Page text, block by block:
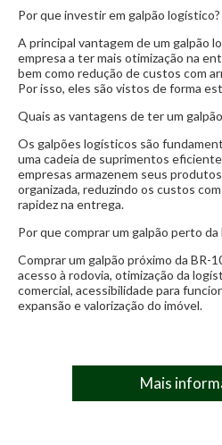
Localização estratégica
Próximo ao aeroporto
Área industrial
Calçadas em Paver
Segurança completa
Salas de reuniões e
Heliponto homologado
Escritórios funcionais e
Balança de caminhões
Áreas de lazer com
Restaurantes
Salões de
Circuito Tv
Lounge
Salão de festas
Único complexo
Localização estratégica
Próximo ao aeroporto
Área industrial
Calçadas em Paver
Segurança completa
Salas de reuniões e
Heliponto homologado
Escritórios funcionais e
Amplo estacionamento para
Condomínio:Sob consulta
IPTU: Sob consulta
Por que investir em galpão logístico?
A principal vantagem de um galpão
empresa a ter mais otimização na
bem como redução de custos com
Por isso, eles são vistos de forma
Quais as vantagens de ter um
Os galpões logísticos são
uma cadeia de suprimentos
empresas armazenem seus
organizada, reduzindo os custos
rapidez na entrega.
Por que comprar um galpão perto da
Comprar um galpão próximo da BR-
acesso à rodovia, otimização da
comercial, acessibilidade para
expansão e valorização do imóvel.
Mais